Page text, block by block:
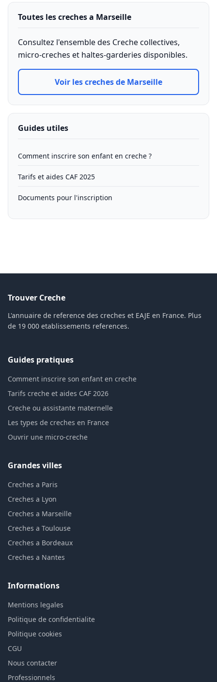
Toutes les creches a Marseille
Consultez l'ensemble des Creche collectives,
micro-creches et haltes-garderies disponibles.
Voir les creches de Marseille
Guides utiles
Comment inscrire son enfant en creche ?
Tarifs et aides CAF 2025
Documents pour l'inscription
Trouver Creche
L'annuaire de reference des creches et EAJE en France. Plus
de 19 000 etablissements references.
Guides pratiques
Comment inscrire son enfant en creche
Tarifs creche et aides CAF 2026
Creche ou assistante maternelle
Les types de creches en France
Ouvrir une micro-creche
Grandes villes
Creches a Paris
Creches a Lyon
Creches a Marseille
Creches a Toulouse
Creches a Bordeaux
Creches a Nantes
Informations
Mentions legales
Politique de confidentialite
Politique cookies
CGU
Nous contacter
Professionnels